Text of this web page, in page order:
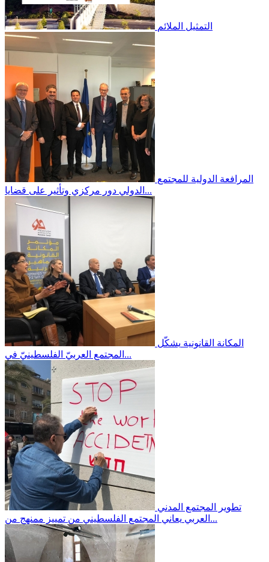
التمثيل الملائم
المرافعة الدولية للمجتمع
الدولي دور مركزي وتأثير على قضايا...
المكانة القانونية يشكّل
المجتمع العربيّ الفلسطينيّ في...
العربي يعاني المجتمع الفلسطيني من تمييز ممنهج من...